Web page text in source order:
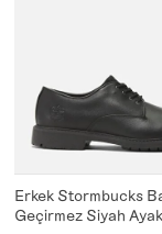
Erkek Stormbucks
Geçirmez Siyah